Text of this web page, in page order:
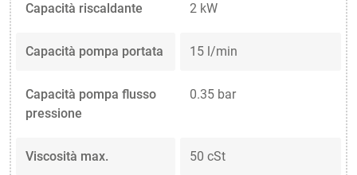
Capacità riscaldante 2 kW
Capacità pompa portata 15 l/min
Capacità pompa flusso
pressione
0.35 bar
Viscosità max. 50 cSt